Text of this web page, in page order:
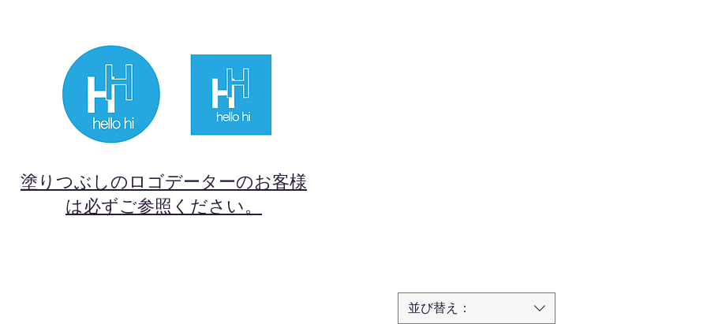
塗りつぶしのロゴデーターのお客様
は必ずご参照ください。
並び替え：